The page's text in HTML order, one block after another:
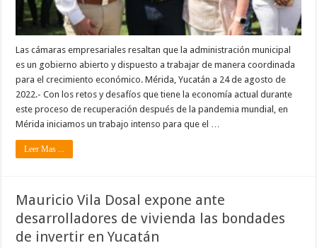
Las cámaras empresariales resaltan que la administración municipal
es un gobierno abierto y dispuesto a trabajar de manera coordinada
para el crecimiento económico. Mérida, Yucatán a 24 de agosto de
2022.- Con los retos y desafíos que tiene la economía actual durante
este proceso de recuperación después de la pandemia mundial, en
Mérida iniciamos un trabajo intenso para que el …
Leer Mas ...
Mauricio Vila Dosal expone ante
desarrolladores de vivienda las bondades
de invertir en Yucatán